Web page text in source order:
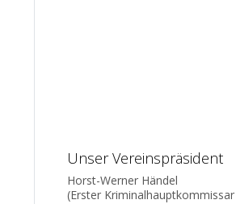
Unser Vereinspräsident
Horst-Werner Händel
(Erster Kriminalhauptkommissar